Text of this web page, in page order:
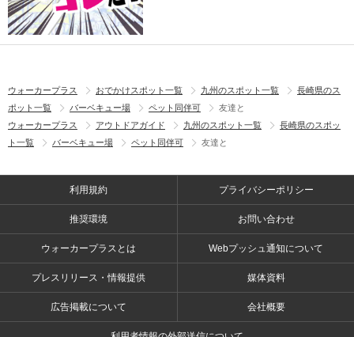
ウォーカープラス おでかけスポット一覧 九州のスポット一覧
長崎県のス
ポット一覧
バーベキュー場 ペット同伴可
友達と
ウォーカープラス
アウトドアガイド 九州のスポット一覧
長崎県のスポッ
ト一覧
バーベキュー場 ペット同伴可 友達と
利用規約 プライバシーポリシー
推奨環境 お問い合わせ
ウォーカープラスとは Webプッシュ通知について
プレスリリース・情報提供 媒体資料
広告掲載について 会社概要